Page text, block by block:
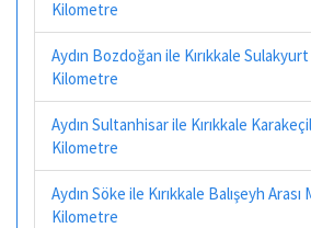
Kilometre
Aydın Bozdoğan ile Kırıkkale
Kilometre
Aydın Sultanhisar ile Kırıkkale
Kilometre
Aydın Söke ile Kırıkkale Balışeyh
Kilometre